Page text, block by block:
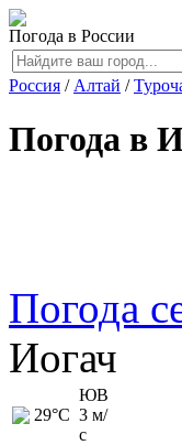
Погода в России
Россия / Алтай /
Погода в
Погода
Иогач
29°C
ЮВ
3 м/
с